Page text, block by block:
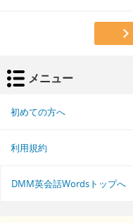
メニュー
初めての方へ
利用規約
DMM英会話Wordsトップへ